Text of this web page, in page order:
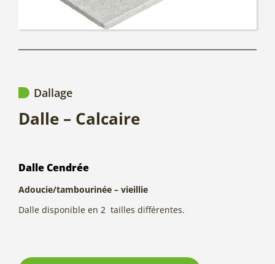
Dallage
Dalle – Calcaire
Dalle Cendrée
Adoucie/tambourinée – vieillie
Dalle disponible en 2 tailles différentes.